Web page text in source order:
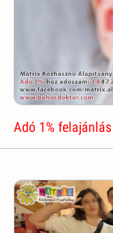
Adó 1% felajánlás